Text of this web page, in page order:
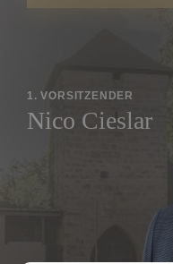
Nico Cieslar
1. VORSITZENDER